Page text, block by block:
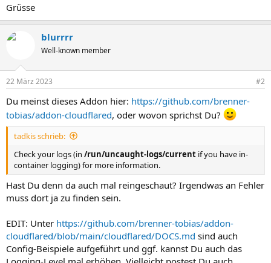
Grüsse
blurrrr
Well-known member
22 März 2023 #2
Du meinst dieses Addon hier: https://github.com/brenner-
tobias/addon-cloudflared, oder wovon sprichst Du?
tadkis schrieb:
Check your logs (in /run/uncaught-logs/current if you have in-
container logging) for more information.
Hast Du denn da auch mal reingeschaut? Irgendwas an Fehler
muss dort ja zu finden sein.
EDIT: Unter https://github.com/brenner-tobias/addon-
cloudflared/blob/main/cloudflared/DOCS.md sind auch
Config-Beispiele aufgeführt und ggf. kannst Du auch das